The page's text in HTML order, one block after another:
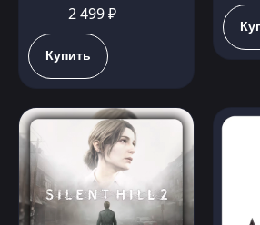
2 499 ₽
Купить